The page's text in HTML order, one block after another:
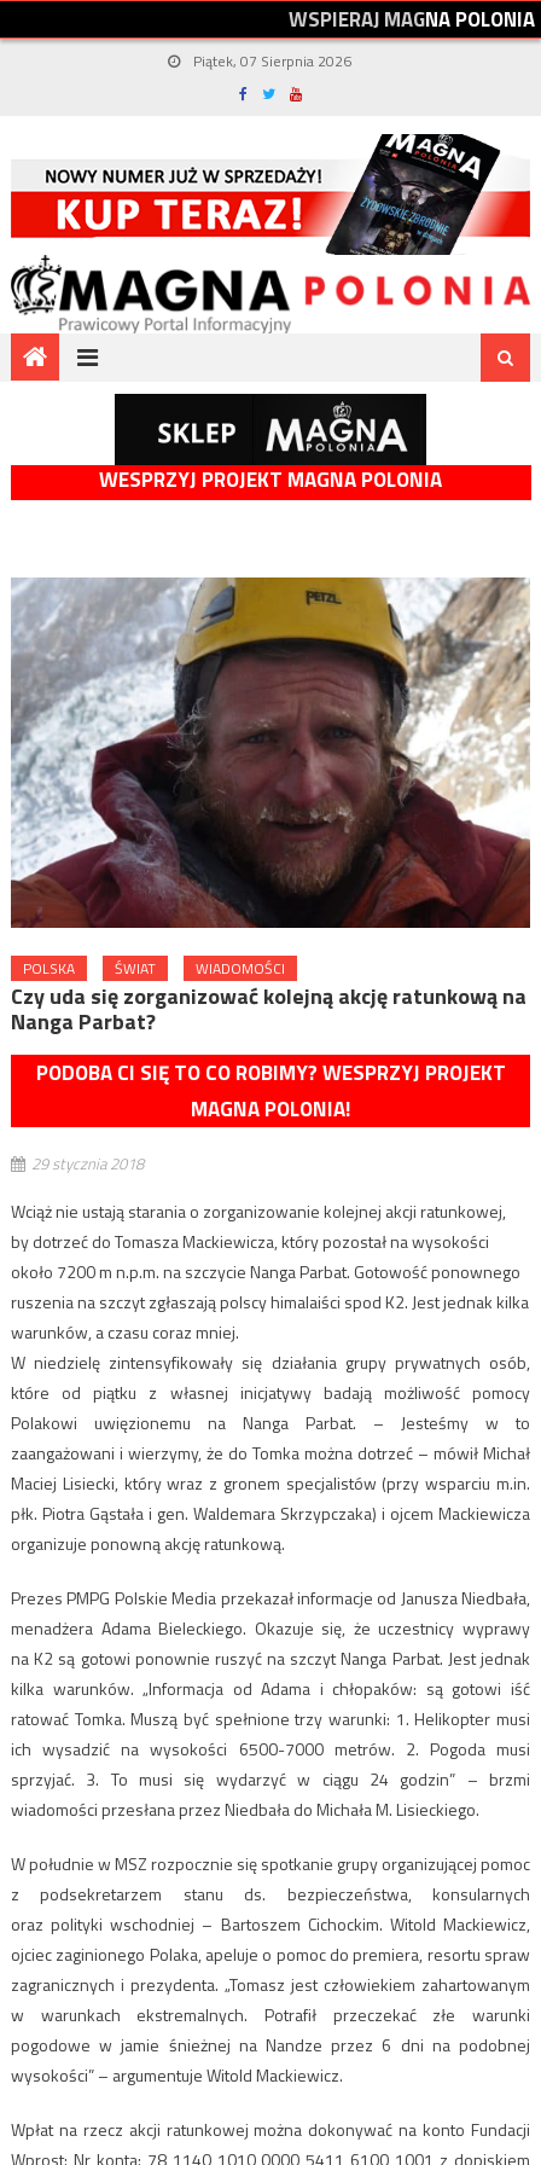
WSPIERAJMAGNAPOLONIA
Piątek, 07 Sierpnia 2026
WESPRZYJ PROJEKT MAGNA POLONIA
POLSKA ŚWIAT WIADOMOŚCI
Czy uda się zorganizować kolejną akcję ratunkową na
Nanga Parbat?
PODOBA CI SIĘ TO CO ROBIMY? WESPRZYJ PROJEKT
MAGNA POLONIA!
29 stycznia 2018
Wciąż nie ustają starania o zorganizowanie kolejnej akcji ratunkowej,
by dotrzeć do Tomasza Mackiewicza, który pozostał na wysokości
około 7200 m n.p.m. na szczycie Nanga Parbat. Gotowość ponownego
ruszenia na szczyt zgłaszają polscy himalaiści spod K2. Jest jednak kilka
warunków, a czasu coraz mniej.
W niedzielę zintensyfikowały się działania grupy prywatnych osób,
które od piątku z własnej inicjatywy badają możliwość pomocy
Polakowi uwięzionemu na Nanga Parbat. – Jesteśmy w to
zaangażowani i wierzymy, że do Tomka można dotrzeć – mówił Michał
Maciej Lisiecki, który wraz z gronem specjalistów (przy wsparciu m.in.
płk. Piotra Gąstała i gen. Waldemara Skrzypczaka) i ojcem Mackiewicza
organizuje ponowną akcję ratunkową.
Prezes PMPG Polskie Media przekazał informacje od Janusza Niedbała,
menadżera Adama Bieleckiego. Okazuje się, że uczestnicy wyprawy
na K2 są gotowi ponownie ruszyć na szczyt Nanga Parbat. Jest jednak
kilka warunków. „Informacja od Adama i chłopaków: są gotowi iść
ratować Tomka. Muszą być spełnione trzy warunki: 1. Helikopter musi
ich wysadzić na wysokości 6500-7000 metrów. 2. Pogoda musi
sprzyjać. 3. To musi się wydarzyć w ciągu 24 godzin” – brzmi
wiadomości przesłana przez Niedbała do Michała M. Lisieckiego.
W południe w MSZ rozpocznie się spotkanie grupy organizującej pomoc
z podsekretarzem stanu ds. bezpieczeństwa, konsularnych
oraz polityki wschodniej – Bartoszem Cichockim. Witold Mackiewicz,
ojciec zaginionego Polaka, apeluje o pomoc do premiera, resortu spraw
zagranicznych i prezydenta. „Tomasz jest człowiekiem zahartowanym
w warunkach ekstremalnych. Potrafił przeczekać złe warunki
pogodowe w jamie śnieżnej na Nandze przez 6 dni na podobnej
wysokości” – argumentuje Witold Mackiewicz.
Wpłat na rzecz akcji ratunkowej można dokonywać na konto Fundacji
Wprost: Nr konta: 78 1140 1010 0000 5411 6100 1001 z dopiskiem